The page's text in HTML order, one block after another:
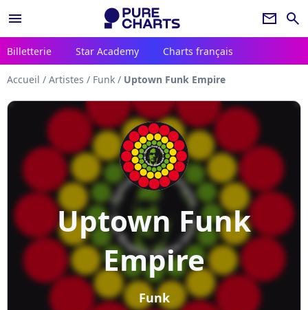
menu newsletter search
Billetterie Star Academy Charts français
Accueil / Artistes / Funk / Uptown Funk Empire
Uptown Funk
Empire
Funk